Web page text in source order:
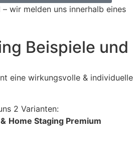
wir melden uns innerhalb eines
Beispiele und
eine wirkungsvolle & individuelle
2 Varianten:
Home Staging Premium